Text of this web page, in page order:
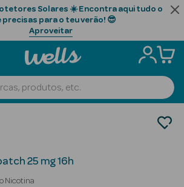
Solares ☀️ Encontra aqui tudo o
precisas para o teu verão! 😎
Aproveitar
25 mg 16h
Nicotina